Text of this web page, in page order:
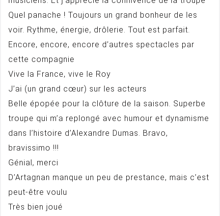
Quel panache ! Toujours un grand bonheur de les
voir. Rythme, énergie, drôlerie. Tout est parfait.
Encore, encore, encore d’autres spectacles par
cette compagnie
Vive la France, vive le Roy
J’ai (un grand cœur) sur les acteurs
Belle épopée pour la clôture de la saison. Superbe
troupe qui m’a replongé avec humour et dynamisme
dans l’histoire d’Alexandre Dumas. Bravo,
bravissimo !!!
Génial, merci
D’Artagnan manque un peu de prestance, mais c’est
peut-être voulu
Très bien joué